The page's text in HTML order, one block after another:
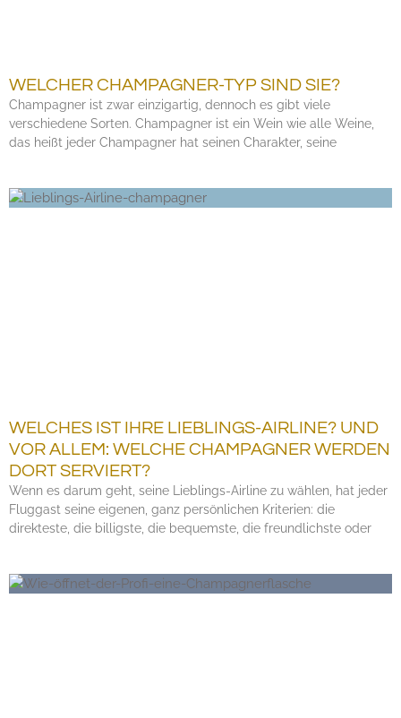
WELCHER CHAMPAGNER-TYP SIND SIE?
Champagner ist zwar einzigartig, dennoch es gibt viele
verschiedene Sorten. Champagner ist ein Wein wie alle Weine,
das heißt jeder Champagner hat seinen Charakter, seine
WELCHES IST IHRE LIEBLINGS-AIRLINE? UND
VOR ALLEM: WELCHE CHAMPAGNER WERDEN
DORT SERVIERT?
Wenn es darum geht, seine Lieblings-Airline zu wählen, hat jeder
Fluggast seine eigenen, ganz persönlichen Kriterien: die
direkteste, die billigste, die bequemste, die freundlichste oder